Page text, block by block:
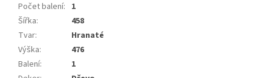
Počet balení: 1
Šířka:
458
Tvar:
Hranaté
Výška:
476
Balení:
1